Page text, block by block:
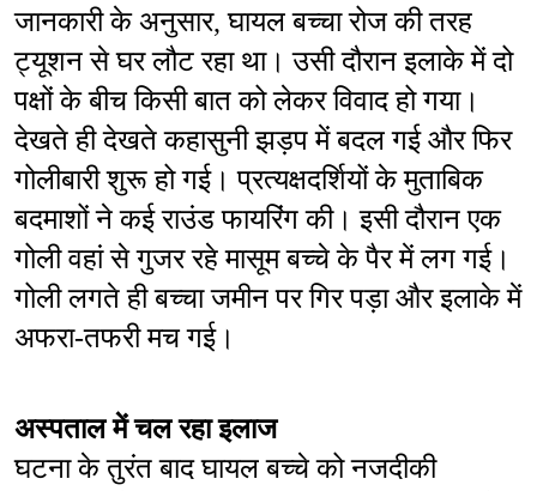
जानकारी के अनुसार, घायल बच्चा रोज की तरह
ट्यूशन से घर लौट रहा था। उसी दौरान इलाके में दो
पक्षों के बीच किसी बात को लेकर विवाद हो गया।
देखते ही देखते कहासुनी झड़प में बदल गई और फिर
गोलीबारी शुरू हो गई। प्रत्यक्षदर्शियों के मुताबिक
बदमाशों ने कई राउंड फायरिंग की। इसी दौरान एक
गोली वहां से गुजर रहे मासूम बच्चे के पैर में लग गई।
गोली लगते ही बच्चा जमीन पर गिर पड़ा और इलाके में
अफरा-तफरी मच गई।
अस्पताल में चल रहा इलाज
घटना के तुरंत बाद घायल बच्चे को नजदीकी